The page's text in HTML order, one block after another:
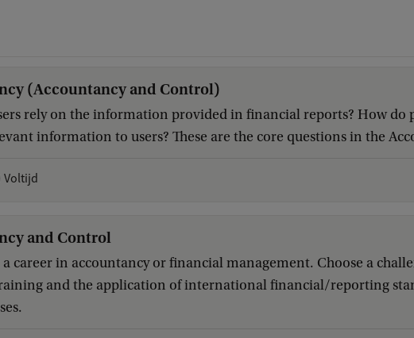
(Accountancy and Control)
rely on the information provided in financial reports? How do
information to users? These are the core questions in the
Voltijd
and Control
a career in accountancy or financial management. Choose a
and the application of international financial/reporting